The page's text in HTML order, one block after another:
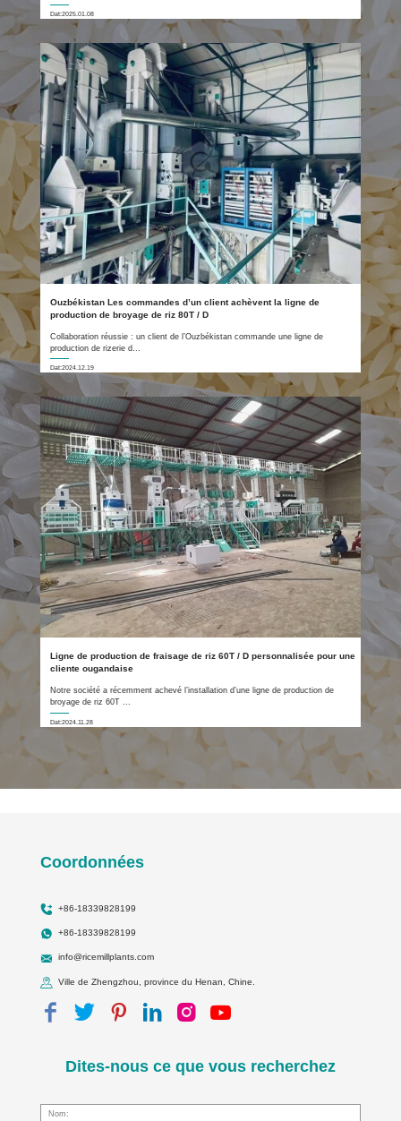
Dat:2025.01.08
Ouzbékistan Les commandes d’un client achèvent la ligne de
production de broyage de riz 80T / D
Collaboration réussie : un client de l’Ouzbékistan commande une ligne de
production de rizerie d...
Dat:2024.12.19
Ligne de production de fraisage de riz 60T / D personnalisée pour une
cliente ougandaise
Notre société a récemment achevé l’installation d’une ligne de production de
broyage de riz 60T ...
Dat:2024.11.28
Coordonnées
+86-18339828199
+86-18339828199
info@ricemillplants.com
Ville de Zhengzhou, province du Henan, Chine.
Dites-nous ce que vous recherchez